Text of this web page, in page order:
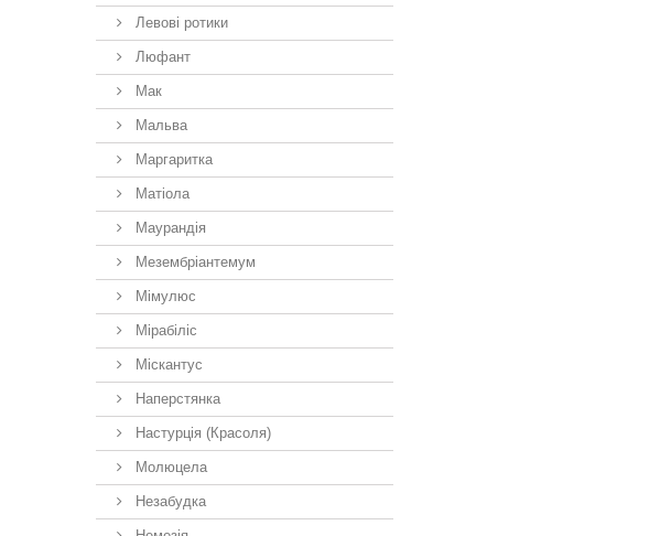
Левові ротики
Люфант
Мак
Мальва
Маргаритка
Матіола
Маурандія
Мезембріантемум
Мімулюс
Мірабіліс
Міскантус
Наперстянка
Настурція (Красоля)
Молюцела
Незабудка